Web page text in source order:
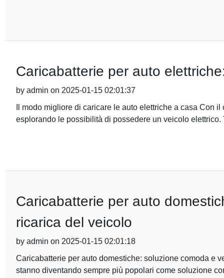
Caricabatterie per auto
by admin on 2025-01-15 02:01:37
Il modo migliore di caricare le auto elettriche a casa Con
esplorando le possibilità di possedere un veicolo elettrico.
Caricabatterie per auto
ricarica del veicolo
by admin on 2025-01-15 02:01:18
Caricabatterie per auto domestiche: soluzione comoda e
stanno diventando sempre più popolari come soluzione